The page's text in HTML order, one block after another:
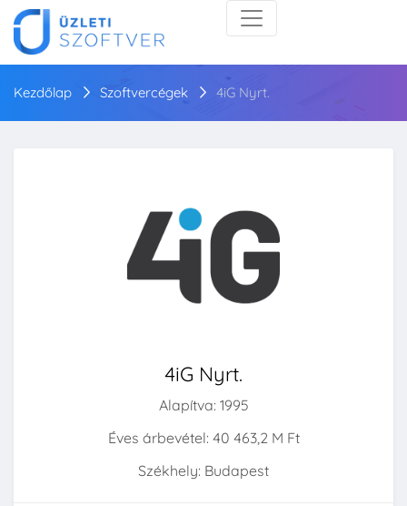
Kezdőlap Szoftvercégek 4iG Nyrt.
4iG Nyrt.
Alapítva: 1995
Éves árbevétel: 40 463,2 M Ft
Székhely: Budapest